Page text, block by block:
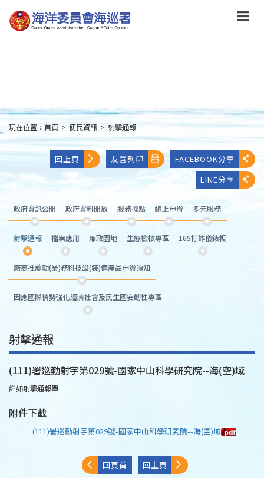
到
主
:::
現在位置： 首頁 > 便民資訊 > 射擊通報
回上頁 友善列印
FACEBOOK分享
LINE分享
政府資訊公開 政府資料開放 服務據點 線上申辦 多元服務
射擊通報 檔案應用 廉政園地 生態檢核專區 165打詐儀錶板
廠商推薦勤(業)務科技設(裝)備產品申辦須知
因應國際情勢強化經濟社會及民生國安韌性專區
射擊通報
(111)署巡勤射字第029號-國家中山科學研究院--海(空)域
詳如射擊通報單
附件下載
(111)署巡勤射字第029號-國家中山科學研究院--海(空)域
回頁首 回上頁